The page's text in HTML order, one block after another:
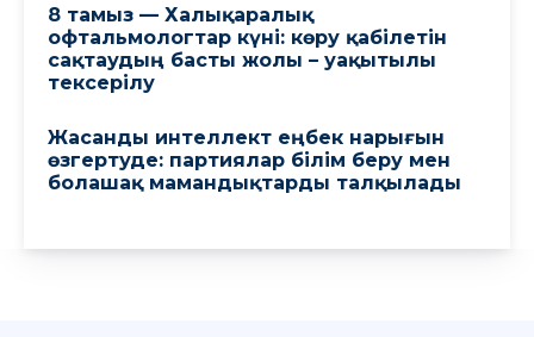
8 тамыз — Халықаралық
офтальмологтар күні: көру қабілетін
сақтаудың басты жолы – уақытылы
тексерілу
Жасанды интеллект еңбек нарығын
өзгертуде: партиялар білім беру мен
болашақ мамандықтарды талқылады